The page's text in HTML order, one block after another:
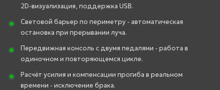
2D-визуализация, поддержка USB.
Световой барьер по периметру - автоматическая
остановка при прерывании луча.
Передвижная консоль с двумя педалями - работа в
одиночном и повторяющемся цикле.
Расчёт усилия и компенсации прогиба в реальном
времени - исключение брака.